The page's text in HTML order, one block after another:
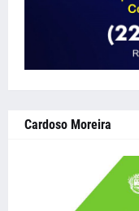
Cardoso Moreira